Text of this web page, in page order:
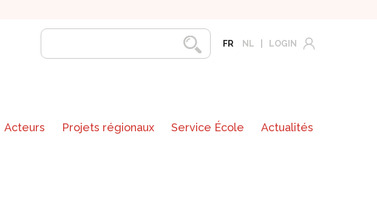
FR NL LOGIN
Acteurs Projets régionaux Service École Actualités